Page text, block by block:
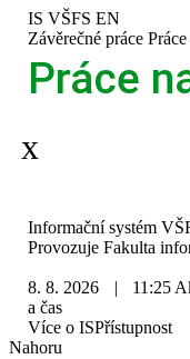
Přeskočit
horní
lištu
Přeskočit
hlavičku
Přeskočit
obsah
Přeskočit
patičku
IS VŠFS EN
>
Závěrečné práce >
Práce
IS
VŠFS
Informační systém
ProvozujeFakulta
8. 8. 2026 | 11:25
a čas
Více o ISPřístupnost
Nahoru